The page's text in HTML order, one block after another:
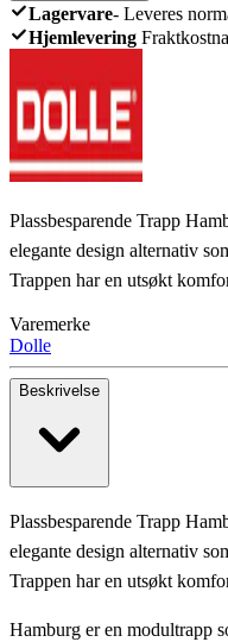
Lagervare- Leveres
Hjemlevering
Plassbesparende Trapp
elegante design alternativ
Trappen har en utsøkt
Varemerke
Dolle
Beskrivelse
Plassbesparende Trapp
elegante design alternativ
Trappen har en utsøkt
Hamburg er en modultrapp